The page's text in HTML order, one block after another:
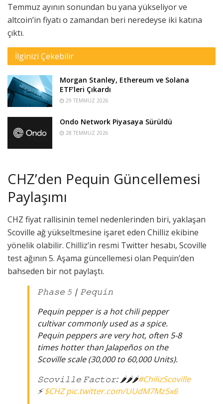
Temmuz ayının sonundan bu yana yükseliyor ve
altcoin’in fiyatı o zamandan beri neredeyse iki katına
çıktı.
İlginizi Çekebilir
Morgan Stanley, Ethereum ve Solana
ETF’leri Çıkardı
29 TEMMUZ 2026
Ondo Network Piyasaya Sürüldü
28 TEMMUZ 2026
CHZ’den Pequin Güncellemesi
Paylaşımı
CHZ fiyat rallisinin temel nedenlerinden biri, yaklaşan
Scoville ağ yükseltmesine işaret eden Chilliz ekibine
yönelik olabilir. Chilliz’in resmi Twitter hesabı, Scoville
test ağının 5. Aşama güncellemesi olan Pequin’den
bahseden bir not paylaştı.
𝙿𝚑𝚊𝚜𝚎 𝟻 | 𝙿𝚎𝚚𝚞𝚒𝚗
Pequin pepper is a hot chili pepper
cultivar commonly used as a spice.
Pequin peppers are very hot, often 5-8
times hotter than Jalapeños on the
Scoville scale (30,000 to 60,000 Units).
𝚂𝚌𝚘𝚟𝚒𝚕𝚕𝚎 𝙵𝚊𝚌𝚝𝚘𝚛: 🌶️🌶️🌶️#ChilizScoville
⚡️$CHZ pic.twitter.com/UUdM7Mz5x6